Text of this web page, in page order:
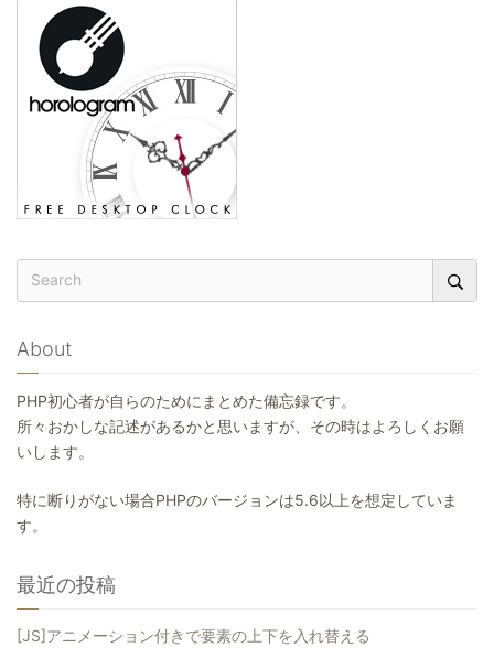
About
PHP初心者が自らのためにまとめた備忘録です。
所々おかしな記述があるかと思いますが、その時はよろしくお願
いします。
特に断りがない場合PHPのバージョンは5.6以上を想定していま
す。
最近の投稿
[JS]アニメーション付きで要素の上下を入れ替える